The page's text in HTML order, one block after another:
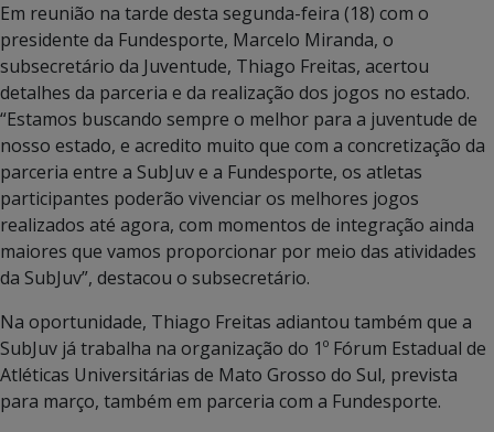
Em reunião na tarde desta segunda-feira (18) com o
presidente da Fundesporte, Marcelo Miranda, o
subsecretário da Juventude, Thiago Freitas, acertou
detalhes da parceria e da realização dos jogos no estado.
“Estamos buscando sempre o melhor para a juventude de
nosso estado, e acredito muito que com a concretização da
parceria entre a SubJuv e a Fundesporte, os atletas
participantes poderão vivenciar os melhores jogos
realizados até agora, com momentos de integração ainda
maiores que vamos proporcionar por meio das atividades
da SubJuv”, destacou o subsecretário.
Na oportunidade, Thiago Freitas adiantou também que a
SubJuv já trabalha na organização do 1º Fórum Estadual de
Atléticas Universitárias de Mato Grosso do Sul, prevista
para março, também em parceria com a Fundesporte.